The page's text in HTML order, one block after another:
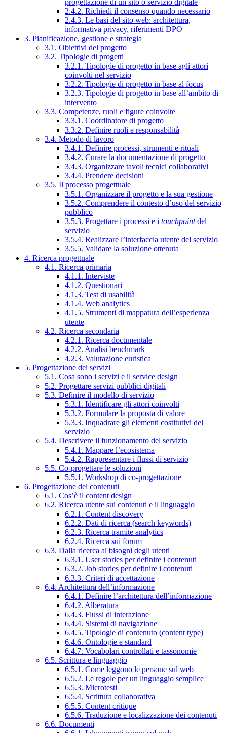
progettazione di un sito o servizio digitale
2.4.2. Richiedi il consenso quando necessario
2.4.3. Le basi del sito web: architettura,
informativa privacy, riferimenti DPO
3. Pianificazione, gestione e strategia
3.1. Obiettivi del progetto
3.2. Tipologie di progetti
3.2.1. Tipologie di progetto in base agli attori
coinvolti nel servizio
3.2.2. Tipologie di progetto in base al focus
3.2.3. Tipologie di progetto in base all’ambito di
intervento
3.3. Competenze, ruoli e figure coinvolte
3.3.1. Coordinatore di progetto
3.3.2. Definire ruoli e responsabilità
3.4. Metodo di lavoro
3.4.1. Definire processi, strumenti e rituali
3.4.2. Curare la documentazione di progetto
3.4.3. Organizzare tavoli tecnici collaborativi
3.4.4. Prendere decisioni
3.5. Il processo progettuale
3.5.1. Organizzare il progetto e la sua gestione
3.5.2. Comprendere il contesto d’uso del servizio
pubblico
3.5.3. Progettare i processi e i touchpointdel
servizio
3.5.4. Realizzare l’interfaccia utente del servizio
3.5.5. Validare la soluzione ottenuta
4. Ricerca progettuale
4.1. Ricerca primaria
4.1.1. Interviste
4.1.2. Questionari
4.1.3. Test di usabilità
4.1.4. Web analytics
4.1.5. Strumenti di mappatura dell’esperienza
utente
4.2. Ricerca secondaria
4.2.1. Ricerca documentale
4.2.2. Analisi benchmark
4.2.3. Valutazione euristica
5. Progettazione dei servizi
5.1. Cosa sono i servizi e il service design
5.2. Progettare servizi pubblici digitali
5.3. Definire il modello di servizio
5.3.1. Identificare gli attori coinvolti
5.3.2. Formulare la proposta di valore
5.3.3. Inquadrare gli elementi costitutivi del
servizio
5.4. Descrivere il funzionamento del servizio
5.4.1. Mappare l’ecosistema
5.4.2. Rappresentare i flussi di servizio
5.5. Co-progettare le soluzioni
5.5.1. Workshop di co-progettazione
6. Progettazione dei contenuti
6.1. Cos’è il content design
6.2. Ricerca utente sui contenuti e il linguaggio
6.2.1. Content discovery
6.2.2. Dati di ricerca (search keywords)
6.2.3. Ricerca tramite analytics
6.2.4. Ricerca sui forum
6.3. Dalla ricerca ai bisogni degli utenti
6.3.1. User stories per definire i contenuti
6.3.2. Job stories per definire i contenuti
6.3.3. Criteri di accettazione
6.4. Architettura dell’informazione
6.4.1. Definire l’architettura dell’informazione
6.4.2. Alberatura
6.4.3. Flussi di interazione
6.4.4. Sistemi di navigazione
6.4.5. Tipologie di contenuto (content type)
6.4.6. Ontologie e standard
6.4.7. Vocabolari controllati e tassonomie
6.5. Scrittura e linguaggio
6.5.1. Come leggono le persone sul web
6.5.2. Le regole per un linguaggio semplice
6.5.3. Microtesti
6.5.4. Scrittura collaborativa
6.5.5. Content critique
6.5.6. Traduzione e localizzazione dei contenuti
6.6. Documenti